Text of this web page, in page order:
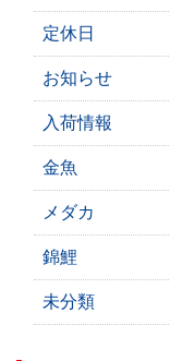
定休日
お知らせ
入荷情報
金魚
メダカ
錦鯉
未分類